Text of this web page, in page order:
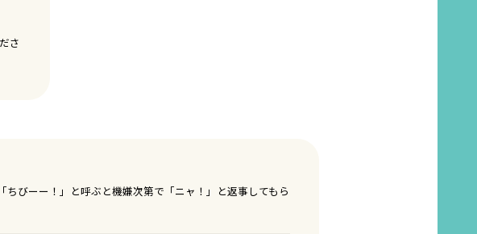
さ
ちびーー！」と呼ぶと機嫌次第で「ニャ！」と返事してもら